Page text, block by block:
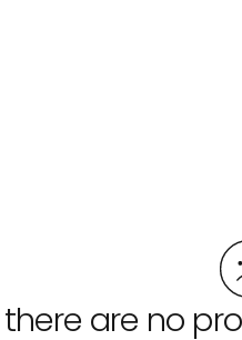
there are no